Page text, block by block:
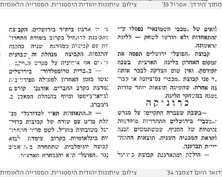
מתוך 'הירדן'. אפריל 35' צילום: עיתונות יהודית היסטורית. הספרייה הלאומית
'דואר היום' דצמבר 34' צילום: עיתונות יהודית היסטורית. הספרייה הלאומית